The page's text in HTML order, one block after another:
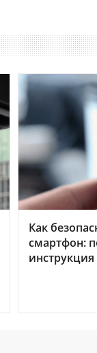
Как
смартфон:
инструкция